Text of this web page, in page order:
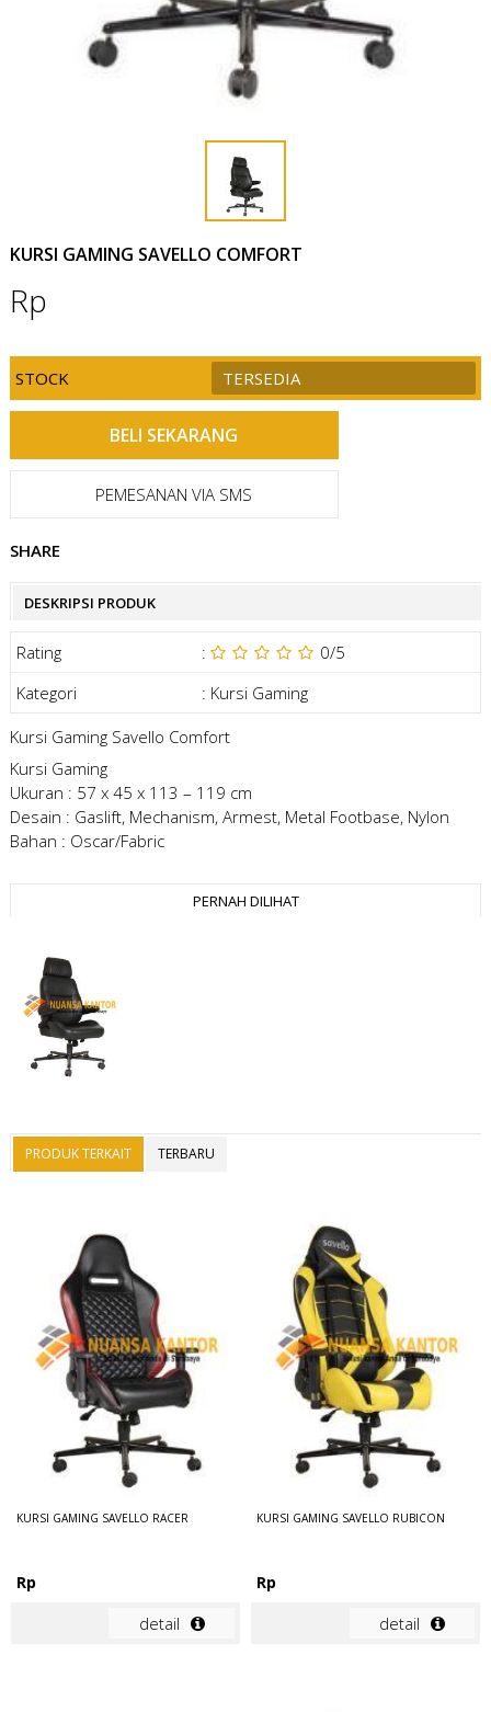
KURSI GAMING SAVELLO COMFORT
Rp
STOCK TERSEDIA
PEMESANAN VIA SMS
SHARE
DESKRIPSI PRODUK
Rating : 0/5
Kategori
: Kursi Gaming
Kursi Gaming Savello Comfort
Kursi Gaming
Ukuran : 57 x 45 x 113 – 119 cm
Desain : Gaslift, Mechanism, Armest, Metal Footbase, Nylon
Bahan : Oscar/Fabric
PERNAH DILIHAT
PRODUK TERKAIT TERBARU
KURSI GAMING SAVELLO RACER
Rp
detail
KURSI GAMING SAVELLO RUBICON
Rp
detail